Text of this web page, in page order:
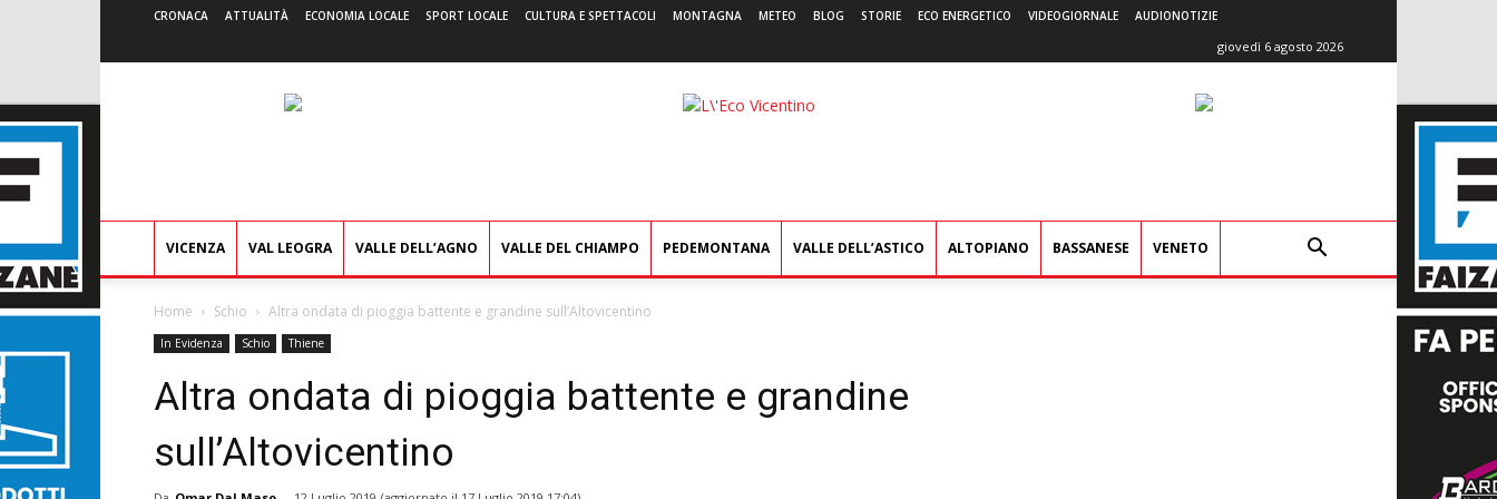
CRONACA ATTUALITÀ ECONOMIA LOCALE SPORT LOCALE CULTURA E SPETTACOLI MONTAGNA METEO BLOG STORIE ECO ENERGETICO VIDEOGIORNALE AUDIONOTIZIE
giovedì 6 agosto 2026
L'Eco
VICENZA VAL LEOGRA VALLE DELL’AGNO VALLE DEL CHIAMPO PEDEMONTANA VALLE DELL’ASTICO ALTOPIANO BASSANESE VENETO
Home Schio Altra ondata di pioggia battente e grandine sull’Altovicentino
In Evidenza Schio Thiene
Altra ondata di pioggia battente e grandine
sull’Altovicentino